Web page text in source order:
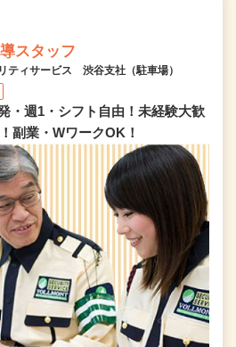
スタッフ
ティサービス 渋谷支社（駐車場）
・週1・シフト自由！未経験大歓
副業・WワークOK！